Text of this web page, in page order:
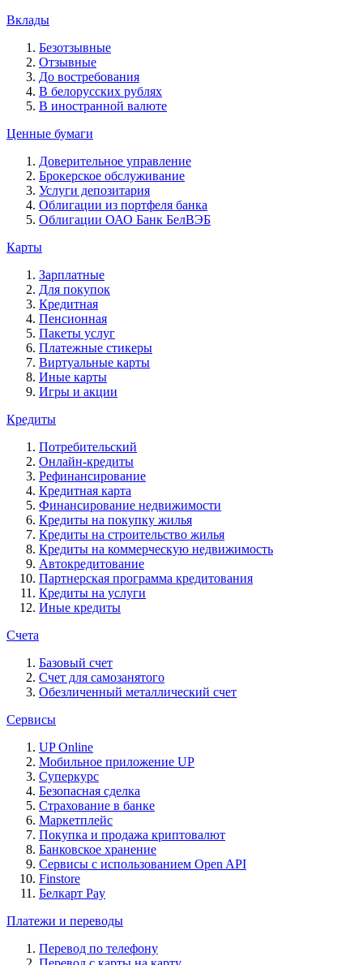
Вклады
Безотзывные
Отзывные
До востребования
В белорусских рублях
В иностранной валюте
Ценные бумаги
Доверительное управление
Брокерское обслуживание
Услуги депозитария
Облигации из портфеля банка
Облигации ОАО Банк БелВЭБ
Карты
Зарплатные
Для покупок
Кредитная
Пенсионная
Пакеты услуг
Платежные стикеры
Виртуальные карты
Иные карты
Игры и акции
Кредиты
Потребительский
Онлайн-кредиты
Рефинансирование
Кредитная карта
Финансирование недвижимости
Кредиты на покупку жилья
Кредиты на строительство жилья
Кредиты на коммерческую недвижимость
Автокредитование
Партнерская программа кредитования
Кредиты на услуги
Иные кредиты
Счета
Базовый счет
Счет для самозанятого
Обезличенный металлический счет
Сервисы
UP Online
Мобильное приложение UP
Суперкурс
Безопасная сделка
Страхование в банке
Маркетплейс
Покупка и продажа криптовалют
Банковское хранение
Сервисы с использованием Open API
Finstore
Белкарт Pay
Платежи и переводы
Перевод по телефону